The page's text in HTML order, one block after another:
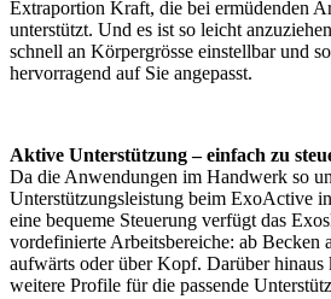
Extraportion Kraft, die bei ermüdenden
unterstützt. Und es ist so leicht
schnell an Körpergrösse einstellbar und
hervorragend auf Sie angepasst.
Aktive Unterstützung – einfach zu
Da die Anwendungen im Handwerk so
Unterstützungsleistung beim ExoActive
eine bequeme Steuerung verfügt das
vordefinierte Arbeitsbereiche: ab Becken
aufwärts oder über Kopf. Darüber
weitere Profile für die passende